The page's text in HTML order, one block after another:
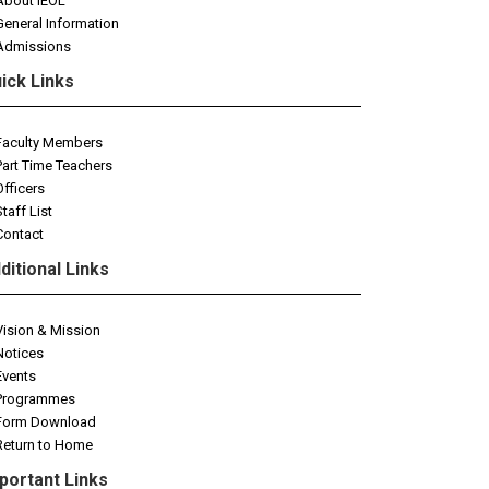
Information
Links
Members
Time Teachers
List
Links
& Mission
Download
to Home
Links